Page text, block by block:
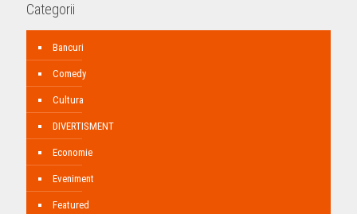
Categorii
Bancuri
Comedy
Cultura
DIVERTISMENT
Economie
Eveniment
Featured